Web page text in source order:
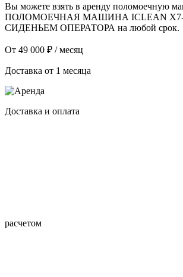
Вы можете взять в аренду поломоечную
ПОЛОМОЕЧНАЯ МАШИНА ICLEAN
СИДЕНЬЕМ ОПЕРАТОРА на любой срок.
От 49 000 ₽ / месяц
Доставка от 1 месяца
Доставка и оплата
расчетом